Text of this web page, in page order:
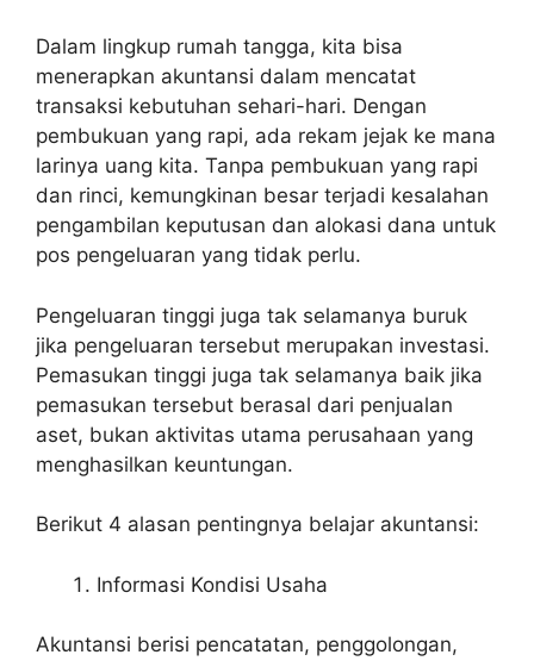
Dalam lingkup rumah tangga, kita bisa
menerapkan akuntansi dalam mencatat
transaksi kebutuhan sehari-hari. Dengan
pembukuan yang rapi, ada rekam jejak ke mana
larinya uang kita. Tanpa pembukuan yang rapi
dan rinci, kemungkinan besar terjadi kesalahan
pengambilan keputusan dan alokasi dana untuk
pos pengeluaran yang tidak perlu.
Pengeluaran tinggi juga tak selamanya buruk
jika pengeluaran tersebut merupakan investasi.
Pemasukan tinggi juga tak selamanya baik jika
pemasukan tersebut berasal dari penjualan
aset, bukan aktivitas utama perusahaan yang
menghasilkan keuntungan.
Berikut 4 alasan pentingnya belajar akuntansi:
Informasi Kondisi Usaha
Akuntansi berisi pencatatan, penggolongan,